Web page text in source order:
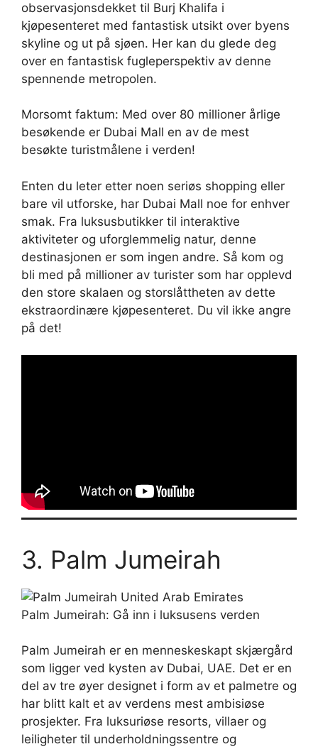
observasjonsdekket til Burj Khalifa i
kjøpesenteret med fantastisk utsikt over byens
skyline og ut på sjøen. Her kan du glede deg
over en fantastisk fugleperspektiv av denne
spennende metropolen.
Morsomt faktum: Med over 80 millioner årlige
besøkende er Dubai Mall en av de mest
besøkte turistmålene i verden!
Enten du leter etter noen seriøs shopping eller
bare vil utforske, har Dubai Mall noe for enhver
smak. Fra luksusbutikker til interaktive
aktiviteter og uforglemmelig natur, denne
destinasjonen er som ingen andre. Så kom og
bli med på millioner av turister som har opplevd
den store skalaen og storslåttheten av dette
ekstraordinære kjøpesenteret. Du vil ikke angre
på det!
3. Palm Jumeirah
Palm Jumeirah: Gå inn i luksusens verden
Palm Jumeirah er en menneskeskapt skjærgård
som ligger ved kysten av Dubai, UAE. Det er en
del av tre øyer designet i form av et palmetre og
har blitt kalt et av verdens mest ambisiøse
prosjekter. Fra luksuriøse resorts, villaer og
leiligheter til underholdningssentre og